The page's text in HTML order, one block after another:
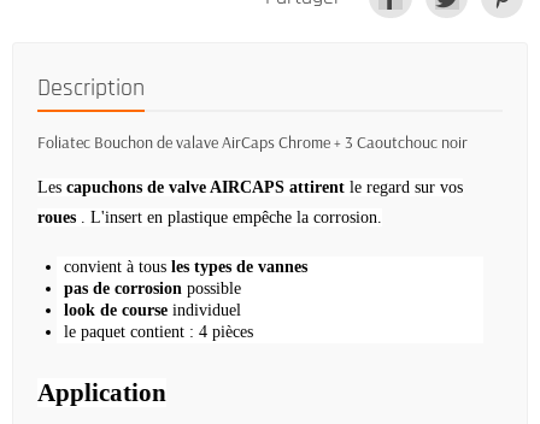
Description
Foliatec Bouchon de valave AirCaps Chrome + 3 Caoutchouc noir
Les capuchons de valve AIRCAPS attirent le regard sur vos
roues . L'insert en plastique empêche la corrosion.
convient à tous les types de vannes
pas de corrosion possible
look de course individuel
le paquet contient : 4 pièces
Application